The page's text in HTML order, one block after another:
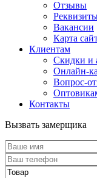
Отзывы
Вакансии
Карта
Клиентам
Скидки и
Онлайн-
Вопрос-
Контакты
Вызвать замерщика